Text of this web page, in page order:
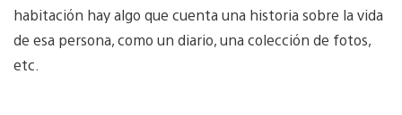
habitación hay algo que cuenta una historia sobre la vida
de esa persona, como un diario, una colección de fotos,
etc.